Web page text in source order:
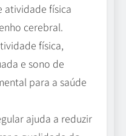
atividade física
cerebral.
física,
e sono de
para a saúde
ajuda a reduzir